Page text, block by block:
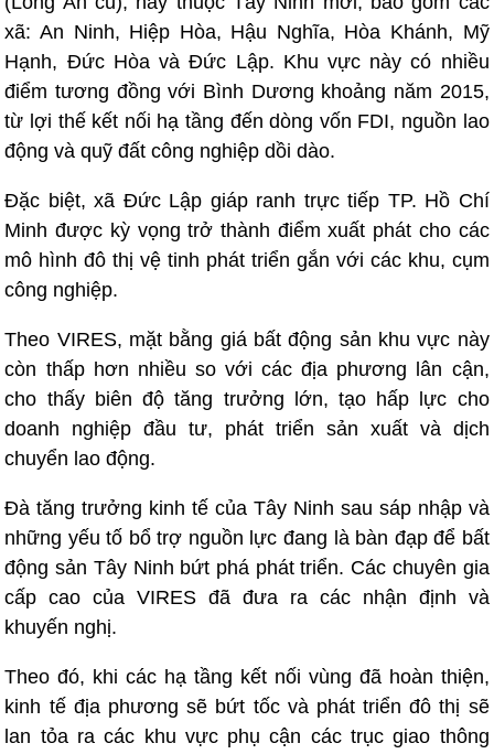
xã: An Ninh, Hiệp Hòa, Hậu Nghĩa, Hòa Khánh, Mỹ
Hạnh, Đức Hòa và Đức Lập. Khu vực này có nhiều
điểm tương đồng với Bình Dương khoảng năm 2015,
từ lợi thế kết nối hạ tầng đến dòng vốn FDI, nguồn lao
động và quỹ đất công nghiệp dồi dào.
Đặc biệt, xã Đức Lập giáp ranh trực tiếp TP. Hồ Chí
Minh được kỳ vọng trở thành điểm xuất phát cho các
mô hình đô thị vệ tinh phát triển gắn với các khu, cụm
công nghiệp.
Theo VIRES, mặt bằng giá bất động sản khu vực này
còn thấp hơn nhiều so với các địa phương lân cận,
cho thấy biên độ tăng trưởng lớn, tạo hấp lực cho
doanh nghiệp đầu tư, phát triển sản xuất và dịch
chuyển lao động.
Đà tăng trưởng kinh tế của Tây Ninh sau sáp nhập và
những yếu tố bổ trợ nguồn lực đang là bàn đạp để bất
động sản Tây Ninh bứt phá phát triển. Các chuyên gia
cấp cao của VIRES đã đưa ra các nhận định và
khuyến nghị.
Theo đó, khi các hạ tầng kết nối vùng đã hoàn thiện,
kinh tế địa phương sẽ bứt tốc và phát triển đô thị sẽ
lan tỏa ra các khu vực phụ cận các trục giao thông